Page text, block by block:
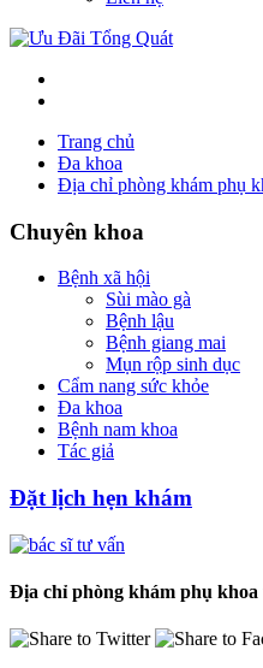
Trang chủ
Đa khoa
Địa chỉ phòng khám phụ
Chuyên khoa
Bệnh xã hội
Sùi mào gà
Bệnh lậu
Bệnh giang mai
Mụn rộp sinh dục
Cẩm nang sức khỏe
Đa khoa
Bệnh nam khoa
Tác giả
Đặt lịch hẹn khám
Địa chỉ phòng khám phụ